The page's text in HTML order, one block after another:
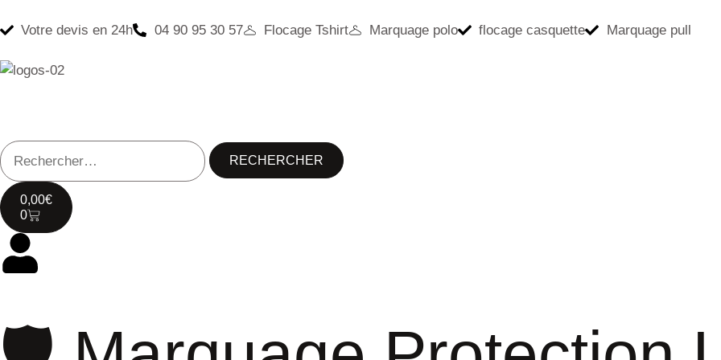
Votre devis en 24h 04 90 95 30 57 Flocage Tshirt Marquage polo flocage casquette Marquage pull
0,00€
0